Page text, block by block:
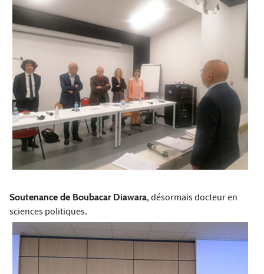
Soutenance de Boubacar Diawara, désormais docteur en
sciences politiques.